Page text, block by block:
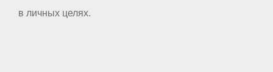
в личных целях.